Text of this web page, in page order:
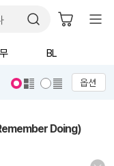
BL
옵션
Doing)